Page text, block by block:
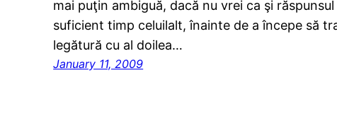
mai puţin ambiguă, dacă nu vrei ca şi
suficient timp celuilalt, înainte de a începe să
legătură cu al doilea…
January 11, 2009